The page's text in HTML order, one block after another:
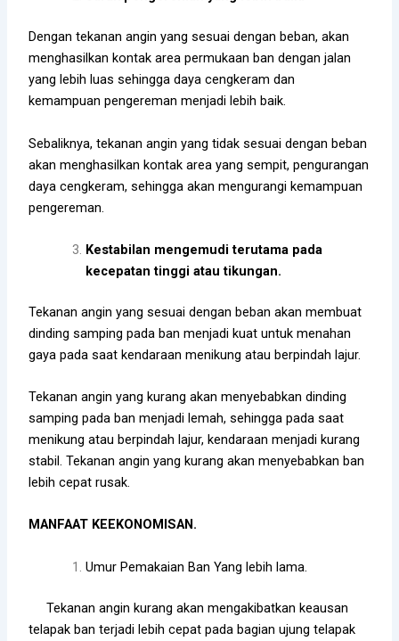
Dengan tekanan angin yang sesuai dengan beban, akan
menghasilkan kontak area permukaan ban dengan jalan
yang lebih luas sehingga daya cengkeram dan
kemampuan pengereman menjadi lebih baik.
Sebaliknya, tekanan angin yang tidak sesuai dengan beban
akan menghasilkan kontak area yang sempit, pengurangan
daya cengkeram, sehingga akan mengurangi kemampuan
pengereman.
Kestabilan mengemudi terutama pada
kecepatan tinggi atau tikungan.
Tekanan angin yang sesuai dengan beban akan membuat
dinding samping pada ban menjadi kuat untuk menahan
gaya pada saat kendaraan menikung atau berpindah lajur.
Tekanan angin yang kurang akan menyebabkan dinding
samping pada ban menjadi lemah, sehingga pada saat
menikung atau berpindah lajur, kendaraan menjadi kurang
stabil. Tekanan angin yang kurang akan menyebabkan ban
lebih cepat rusak.
MANFAAT KEEKONOMISAN.
Umur Pemakaian Ban Yang lebih lama.
Tekanan angin kurang akan mengakibatkan keausan
telapak ban terjadi lebih cepat pada bagian ujung telapak